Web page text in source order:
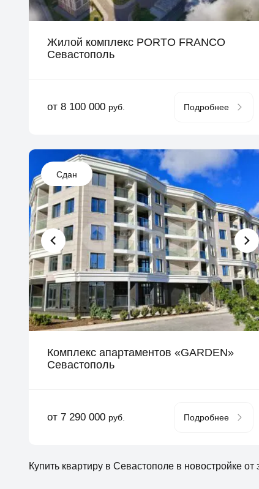
Жилой комплекс PORTO FRANCO
Севастополь
от 8 100 000 руб. Подробнее
Сдан
Комплекс апартаментов «GARDEN»
Севастополь
от 7 290 000 руб. Подробнее
Купить квартиру в Севастополе в новостройке